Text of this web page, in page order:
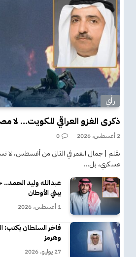
رأي
ذكرى الغزو العراقي للكويت… لا
2 أغسطس، 2026 0
بقلم | جمال العمر في الثاني من أغسطس، لا
عسكري، بل…
عبدالله وليد الحمد..
يبني الأوطان
1 أغسطس، 2026
فاخر السلطان يكتب:
وهرمز
27 يوليو، 2026